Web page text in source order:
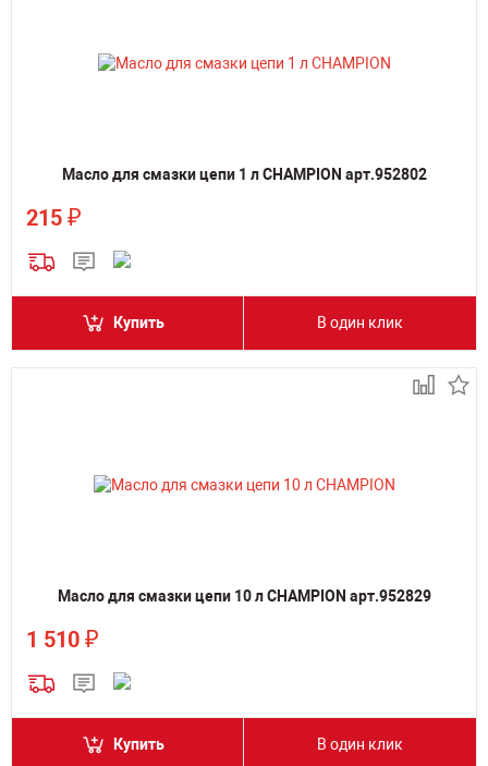
Масло для смазки цепи 1 л CHAMPION арт.952802
215 ₽
Купить В один клик
Масло для смазки цепи 10 л CHAMPION арт.952829
1 510 ₽
Купить В один клик